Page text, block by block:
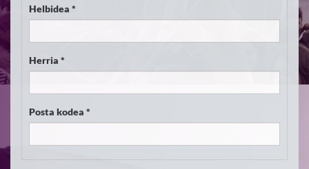
Helbidea *
Herria *
Posta kodea *